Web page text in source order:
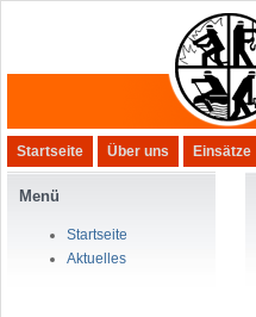
Startseite Über uns Einsätze
Menü
Startseite
Aktuelles